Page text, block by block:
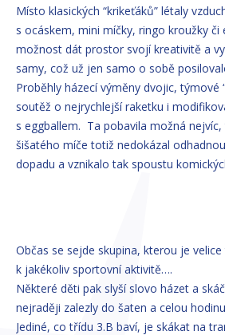
Místo klasických “krikeťáků” létaly
s ocáskem, mini míčky, ringo kroužky či
možnost dát prostor svojí kreativitě a
samy, což už jen samo o sobě
Proběhly házecí výměny dvojic, týmové
soutěž o nejrychlejší raketku i
s eggballem. Ta pobavila možná
šišatého míče totiž nedokázal
dopadu a vznikalo tak spoustu
Občas se sejde skupina, kterou je
k jakékoliv sportovní aktivitě….
Některé děti pak slyší slovo házet a
nejraději zalezly do šaten a celou
Jediné, co třídu 3.B baví, je skákat na